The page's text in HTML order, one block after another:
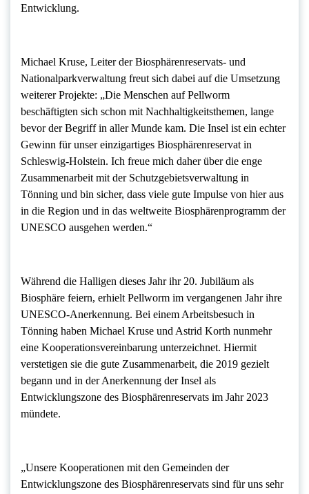
Entwicklung.
Michael Kruse, Leiter der Biosphärenreservats- und
Nationalparkverwaltung freut sich dabei auf die Umsetzung
weiterer Projekte: „Die Menschen auf Pellworm
beschäftigten sich schon mit Nachhaltigkeitsthemen, lange
bevor der Begriff in aller Munde kam. Die Insel ist ein echter
Gewinn für unser einzigartiges Biosphärenreservat in
Schleswig-Holstein. Ich freue mich daher über die enge
Zusammenarbeit mit der Schutzgebietsverwaltung in
Tönning und bin sicher, dass viele gute Impulse von hier aus
in die Region und in das weltweite Biosphärenprogramm der
UNESCO ausgehen werden.“
Während die Halligen dieses Jahr ihr 20. Jubiläum als
Biosphäre feiern, erhielt Pellworm im vergangenen Jahr ihre
UNESCO-Anerkennung. Bei einem Arbeitsbesuch in
Tönning haben Michael Kruse und Astrid Korth nunmehr
eine Kooperationsvereinbarung unterzeichnet. Hiermit
verstetigen sie die gute Zusammenarbeit, die 2019 gezielt
begann und in der Anerkennung der Insel als
Entwicklungszone des Biosphärenreservats im Jahr 2023
mündete.
„Unsere Kooperationen mit den Gemeinden der
Entwicklungszone des Biosphärenreservats sind für uns sehr